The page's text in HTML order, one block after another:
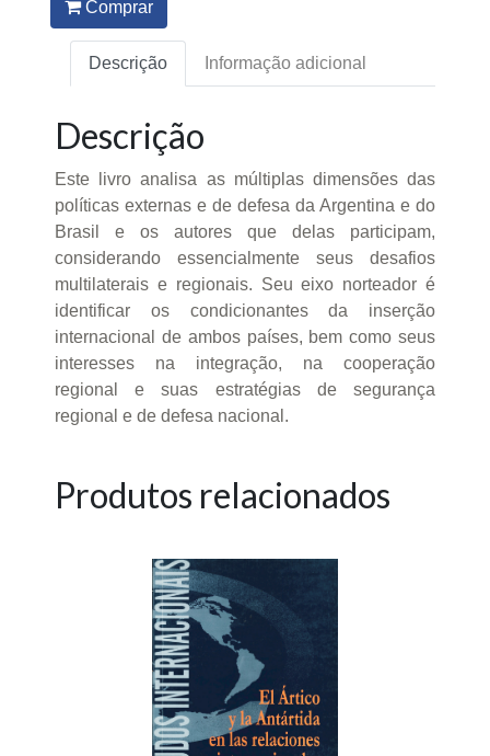
Comprar
Descrição Informação adicional
Descrição
Este livro analisa as múltiplas dimensões das
políticas externas e de defesa da Argentina e do
Brasil e os autores que delas participam,
considerando essencialmente seus desafios
multilaterais e regionais. Seu eixo norteador é
identificar os condicionantes da inserção
internacional de ambos países, bem como seus
interesses na integração, na cooperação
regional e suas estratégias de segurança
regional e de defesa nacional.
Produtos relacionados